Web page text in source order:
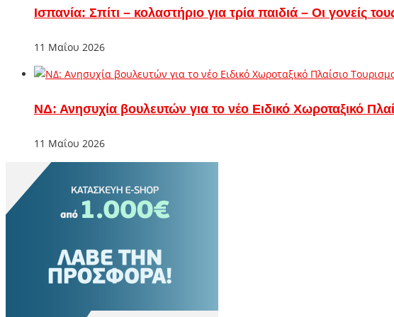
Ισπανία: Σπίτι – κολαστήριο για τρία παιδιά – Οι γονείς
11 Μαΐου 2026
ΝΔ: Ανησυχία βουλευτών για το νέο Ειδικό Χωροταξικό
11 Μαΐου 2026